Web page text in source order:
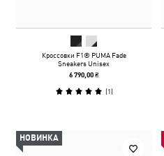
Кроссовки F1® PUMA Fade
Sneakers Unisex
6 790,00 ₴
(1)
НОВИНКА